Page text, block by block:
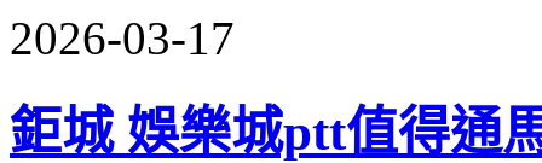
2026-03-17
鉅城 娛樂城ptt值得通